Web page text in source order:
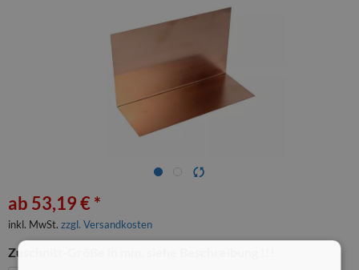
ab 53,19 € *
inkl. MwSt. zzgl. Versandkosten
Zuschnitt-Größe in mm, siehe Beschreibung !!!